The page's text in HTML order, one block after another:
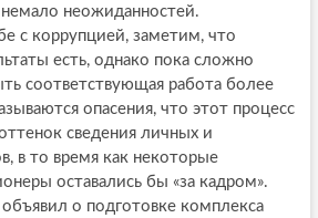
неожиданностей.
с коррупцией, заметим, что
есть, однако пока сложно
соответствующая работа более
опасения, что этот процесс
сведения личных и
в то время как некоторые
оставались бы «за кадром».
объявил о подготовке комплекса